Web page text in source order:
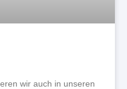
wir auch in unseren